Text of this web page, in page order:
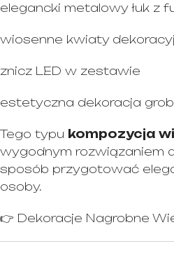
elegancki metalowy łuk z
wiosenne kwiaty
znicz LED w zestawie
estetyczna dekoracja
Tego typu kompozycja
wygodnym rozwiązaniem
sposób przygotować
osoby.
👉 Dekoracje Nagrobne